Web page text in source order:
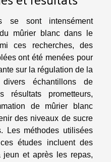
se sont intensément
mûrier blanc dans le
ces recherches, des
ont été menées pour
sur la régulation de la
échantillons de
résultats prometteurs,
de mûrier blanc
des niveaux de sucre
Les méthodes utilisées
études incluent des
et après les repas,